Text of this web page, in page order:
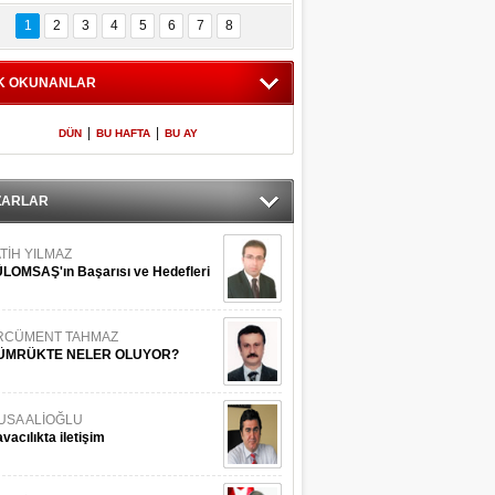
İstanbul
Adaları
600 milletvekilinin
listesi
1 2 3 4 5 6 7 8
OKUNANLAR
DÜN BU HAFTA BU AY
YILMAZ
Başarısı ve Hedefleri
TAHMAZ
NELER OLUYOR?
ALİOĞLU
iletişim